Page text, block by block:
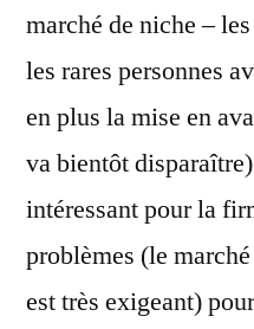
marché de niche –
les rares personnes
en plus la mise en
va bientôt disparaître)
intéressant pour la
problèmes (le
est très exigeant)